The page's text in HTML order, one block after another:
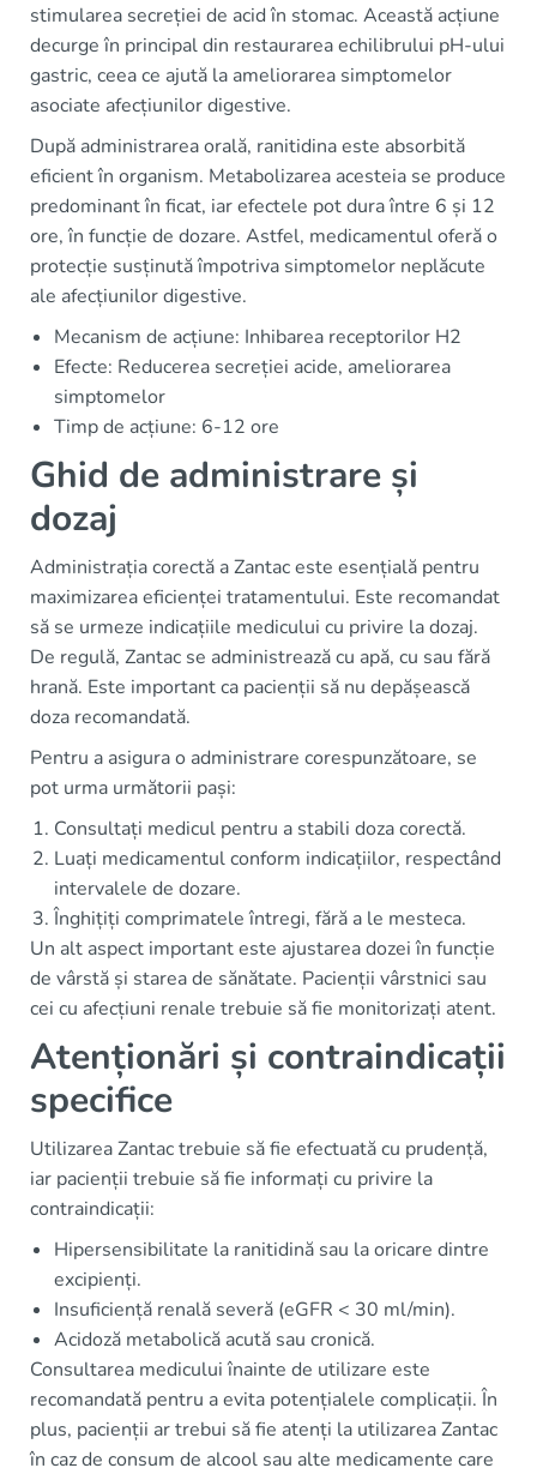
stimularea secreției de acid în stomac. Această acțiune
decurge în principal din restaurarea echilibrului pH-ului
gastric, ceea ce ajută la ameliorarea simptomelor
asociate afecțiunilor digestive.
După administrarea orală, ranitidina este absorbită
eficient în organism. Metabolizarea acesteia se produce
predominant în ficat, iar efectele pot dura între 6 și 12
ore, în funcție de dozare. Astfel, medicamentul oferă o
protecție susținută împotriva simptomelor neplăcute
ale afecțiunilor digestive.
Mecanism de acțiune: Inhibarea receptorilor H2
Efecte: Reducerea secreției acide, ameliorarea
simptomelor
Timp de acțiune: 6-12 ore
Ghid de administrare și
dozaj
Administrația corectă a Zantac este esențială pentru
maximizarea eficienței tratamentului. Este recomandat
să se urmeze indicațiile medicului cu privire la dozaj.
De regulă, Zantac se administrează cu apă, cu sau fără
hrană. Este important ca pacienții să nu depășească
doza recomandată.
Pentru a asigura o administrare corespunzătoare, se
pot urma următorii pași:
Consultați medicul pentru a stabili doza corectă.
Luați medicamentul conform indicațiilor, respectând
intervalele de dozare.
Înghițiți comprimatele întregi, fără a le mesteca.
Un alt aspect important este ajustarea dozei în funcție
de vârstă și starea de sănătate. Pacienții vârstnici sau
cei cu afecțiuni renale trebuie să fie monitorizați atent.
Atenționări și contraindicații
specifice
Utilizarea Zantac trebuie să fie efectuată cu prudență,
iar pacienții trebuie să fie informați cu privire la
contraindicații:
Hipersensibilitate la ranitidină sau la oricare dintre
excipienți.
Insuficiență renală severă (eGFR < 30 ml/min).
Acidoză metabolică acută sau cronică.
Consultarea medicului înainte de utilizare este
recomandată pentru a evita potențialele complicații. În
plus, pacienții ar trebui să fie atenți la utilizarea Zantac
în caz de consum de alcool sau alte medicamente care